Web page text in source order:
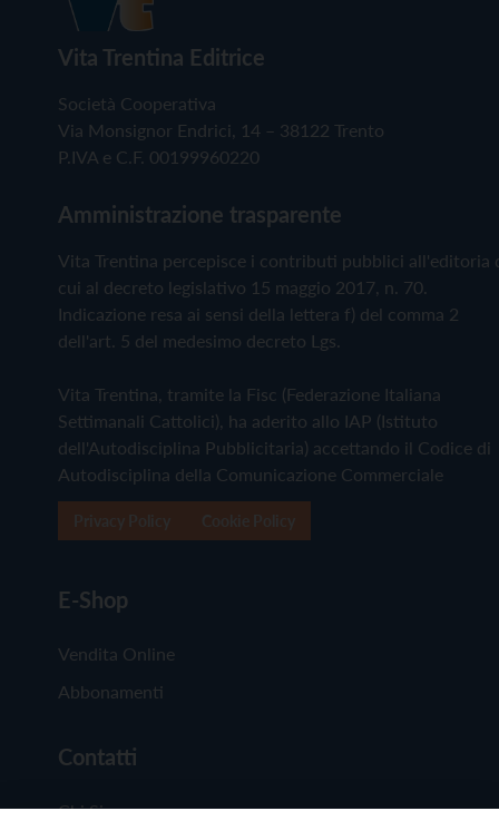
Vita Trentina Editrice
Società Cooperativa
Via Monsignor Endrici, 14 – 38122 Trento
P.IVA e C.F. 00199960220
Amministrazione trasparente
Vita Trentina percepisce i contributi pubblici all'editoria
cui al decreto legislativo 15 maggio 2017, n. 70.
Indicazione resa ai sensi della lettera f) del comma 2
dell'art. 5 del medesimo decreto Lgs.
Vita Trentina, tramite la Fisc (Federazione Italiana
Settimanali Cattolici), ha aderito allo IAP (Istituto
dell'Autodisciplina Pubblicitaria) accettando il Codice di
Autodisciplina della Comunicazione Commerciale
E-Shop
Vendita Online
Abbonamenti
Contatti
Chi Siamo